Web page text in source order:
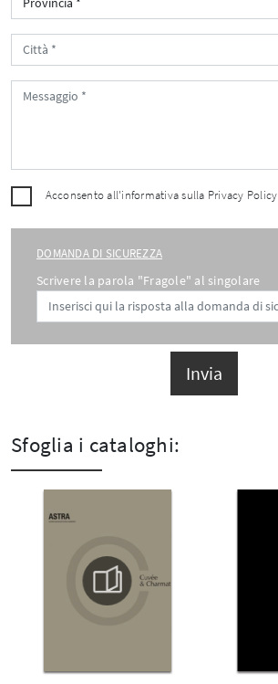
Acconsento all'informativa sulla Privacy Policy
DOMANDA DI SICUREZZA
Scrivere la parola "Fragole" al singolare
Invia
Sfoglia i cataloghi: